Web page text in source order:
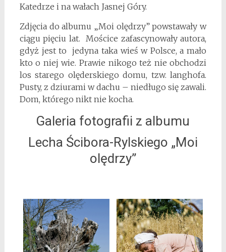
Katedrze i na wałach Jasnej Góry.
Zdjęcia do albumu „Moi olędrzy” powstawały w
ciągu pięciu lat. Mościce zafascynowały autora,
gdyż jest to jedyna taka wieś w Polsce, a mało
kto o niej wie. Prawie nikogo też nie obchodzi
los starego olęderskiego domu, tzw. langhofa.
Pusty, z dziurami w dachu – niedługo się zawali.
Dom, którego nikt nie kocha.
Galeria fotografii z albumu
Lecha Ścibora-Rylskiego „Moi
olędrzy”